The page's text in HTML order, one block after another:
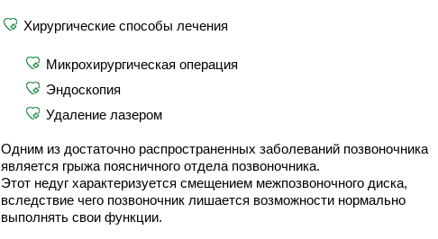
Хирургические способы лечения
Микрохирургическая операция
Эндоскопия
Удаление лазером
Одним из достаточно распространенных заболеваний позвоночника
является грыжа поясничного отдела позвоночника.
Этот недуг характеризуется смещением межпозвоночного диска,
вследствие чего позвоночник лишается возможности нормально
выполнять свои функции.